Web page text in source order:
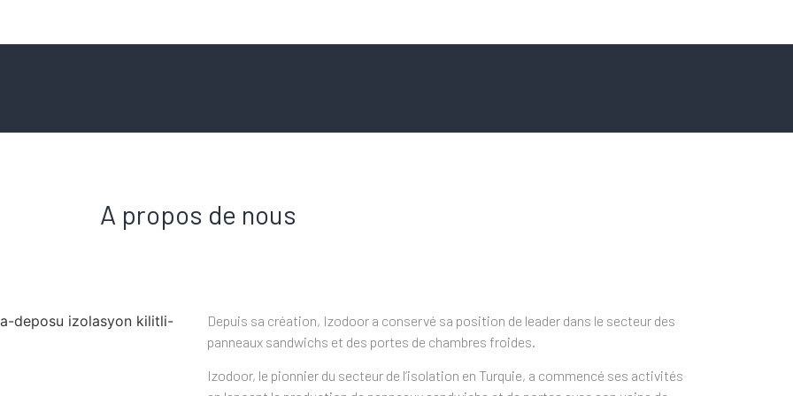
A propos de nous
Depuis sa création, Izodoor a conservé sa position de leader dans le secteur des
panneaux sandwichs et des portes de chambres froides.
Izodoor, le pionnier du secteur de l’isolation en Turquie, a commencé ses activités